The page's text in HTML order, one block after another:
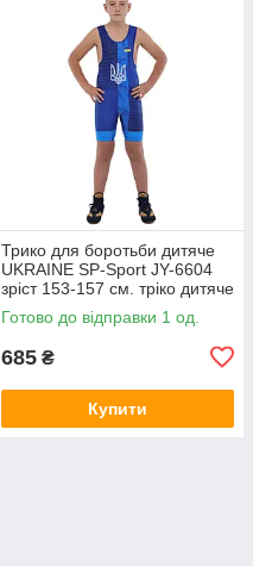
Трико для боротьби дитяче
UKRAINE SP-Sport JY-6604
зріст 153-157 см. тріко дитяче
синє
Готово до відправки 1 од.
685 ₴
Купити